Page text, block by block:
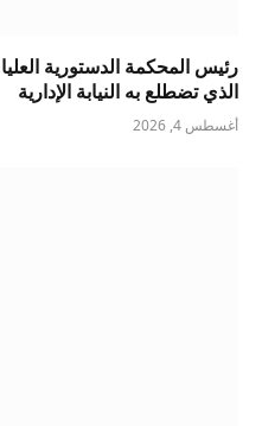
رئيس المحكمة الدستورية
الذي تضطلع به النيابة الإدارية
أغسطس 4, 2026